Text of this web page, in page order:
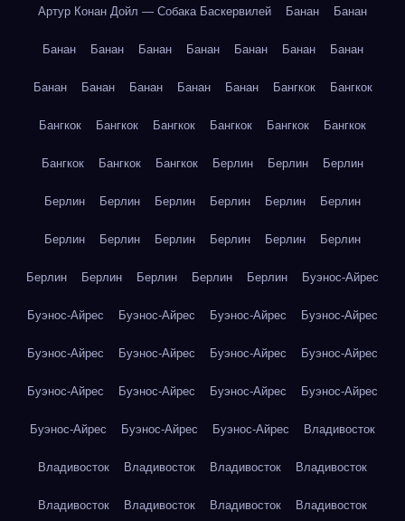
Артур Конан Дойл — Собака Баскервилей Банан Банан
Банан Банан Банан Банан Банан Банан Банан
Банан Банан Банан Банан Банан Бангкок Бангкок
Бангкок Бангкок Бангкок Бангкок Бангкок Бангкок
Бангкок Бангкок Бангкок Берлин Берлин Берлин
Берлин Берлин Берлин Берлин Берлин Берлин
Берлин Берлин Берлин Берлин Берлин Берлин
Берлин Берлин Берлин Берлин Берлин Буэнос-Айрес
Буэнос-Айрес Буэнос-Айрес Буэнос-Айрес Буэнос-Айрес
Буэнос-Айрес Буэнос-Айрес Буэнос-Айрес Буэнос-Айрес
Буэнос-Айрес Буэнос-Айрес Буэнос-Айрес Буэнос-Айрес
Буэнос-Айрес Буэнос-Айрес Буэнос-Айрес Владивосток
Владивосток Владивосток Владивосток Владивосток
Владивосток Владивосток Владивосток Владивосток